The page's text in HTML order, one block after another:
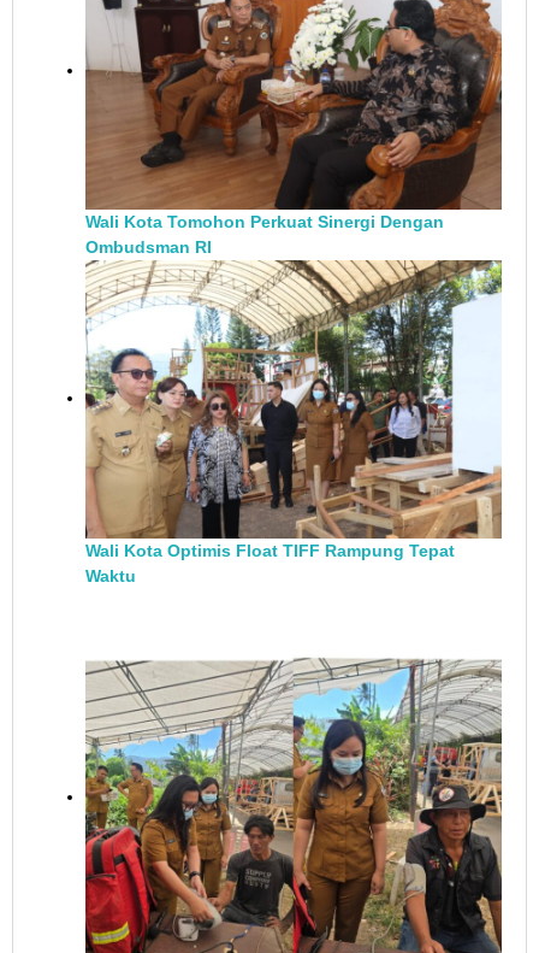
Wali Kota Tomohon Perkuat Sinergi Dengan
Ombudsman RI
Wali Kota Optimis Float TIFF Rampung Tepat
Waktu